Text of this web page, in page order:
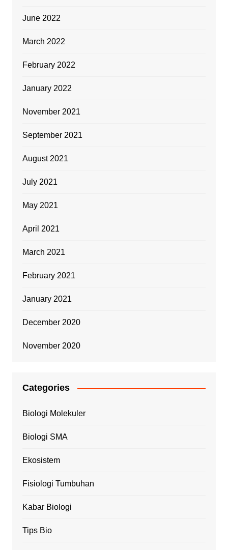
June 2022
March 2022
February 2022
January 2022
November 2021
September 2021
August 2021
July 2021
May 2021
April 2021
March 2021
February 2021
January 2021
December 2020
November 2020
Categories
Biologi Molekuler
Biologi SMA
Ekosistem
Fisiologi Tumbuhan
Kabar Biologi
Tips Bio